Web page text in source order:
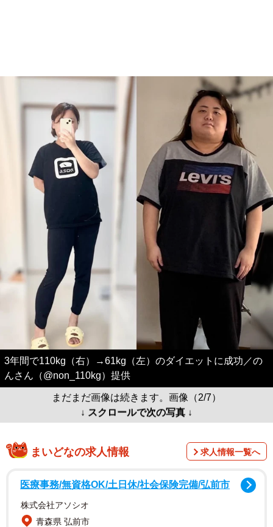
3年間で110kg（右）→61kg（左）のダイエットに成功／の
んさん（@non_110kg）提供
まだまだ画像は続きます。画像（2/7）
↓ スクロールで次の写真 ↓
まいどなの求人情報 求人情報一覧へ
医療事務/無資格OK/土日休/社会保険完備/弘前市
株式会社アソシオ
青森県 弘前市